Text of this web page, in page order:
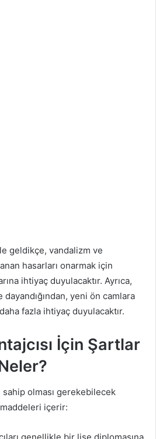
geldikçe, vandalizm ve
hasarları onarmak için
ihtiyaç duyulacaktır. Ayrıca,
yeni ön camlara
fazla ihtiyaç duyulacaktır.
İçin Şartlar
sahip olması gerekebilecek
içerir: